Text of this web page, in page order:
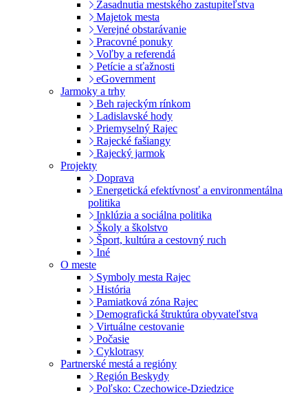
Zasadnutia mestského zastupiteľstva
Majetok mesta
Verejné obstarávanie
Pracovné ponuky
Voľby a referendá
Petície a sťažnosti
eGovernment
Jarmoky a trhy
Beh rajeckým rínkom
Ladislavské hody
Priemyselný Rajec
Rajecké fašiangy
Rajecký jarmok
Projekty
Doprava
Energetická efektívnosť a environmentálna
politika
Inklúzia a sociálna politika
Školy a školstvo
Šport, kultúra a cestovný ruch
Iné
O meste
Symboly mesta Rajec
História
Pamiatková zóna Rajec
Demografická štruktúra obyvateľstva
Virtuálne cestovanie
Počasie
Cyklotrasy
Partnerské mestá a regióny
Región Beskydy
Poľsko: Czechowice-Dziedzice